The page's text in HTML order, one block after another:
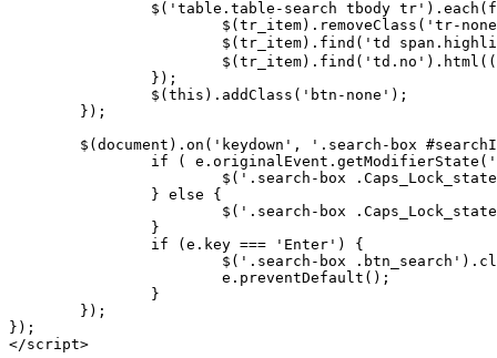
});
</script>